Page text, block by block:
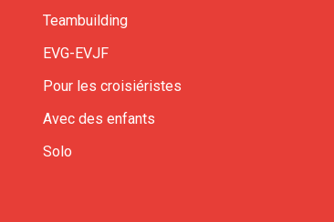
Teambuilding
EVG-EVJF
Pour les croisiéristes
Avec des enfants
Solo